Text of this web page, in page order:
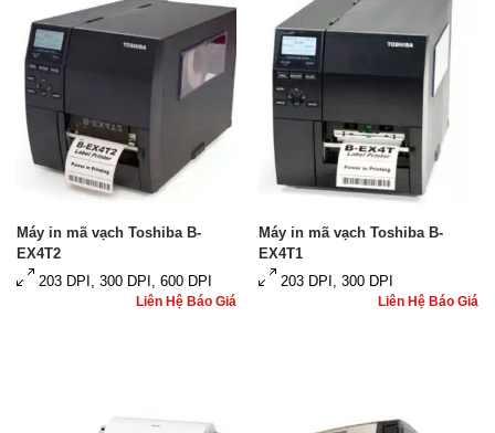
Máy in mã vạch Toshiba B-
EX4T2
203 DPI, 300 DPI, 600 DPI
Liên Hệ Báo Giá
Máy in mã vạch Toshiba B-
EX4T1
203 DPI, 300 DPI
Liên Hệ Báo Giá